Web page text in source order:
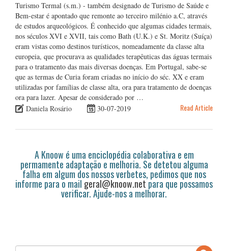
Turismo Termal (s.m.) - também designado de Turismo de Saúde e
Bem-estar é apontado que remonte ao terceiro milénio a.C, através
de estudos arqueológicos. É conhecido que algumas cidades termais,
nos séculos XVI e XVII, tais como Bath (U.K.) e St. Moritz (Suíça)
eram vistas como destinos turísticos, nomeadamente da classe alta
europeia, que procurava as qualidades terapêuticas das águas termais
para o tratamento das mais diversas doenças. Em Portugal, sabe-se
que as termas de Curia foram criadas no início do séc. XX e eram
utilizadas por famílias de classe alta, ora para tratamento de doenças
ora para lazer. Apesar de considerado por …
Daniela Rosário
30-07-2019 Read Article
A Knoow é uma enciclopédia colaborativa e em
permamente adaptação e melhoria. Se detetou alguma
falha em algum dos nossos verbetes, pedimos que nos
informe para o mail geral@knoow.netpara que possamos
verificar. Ajude-nos a melhorar.